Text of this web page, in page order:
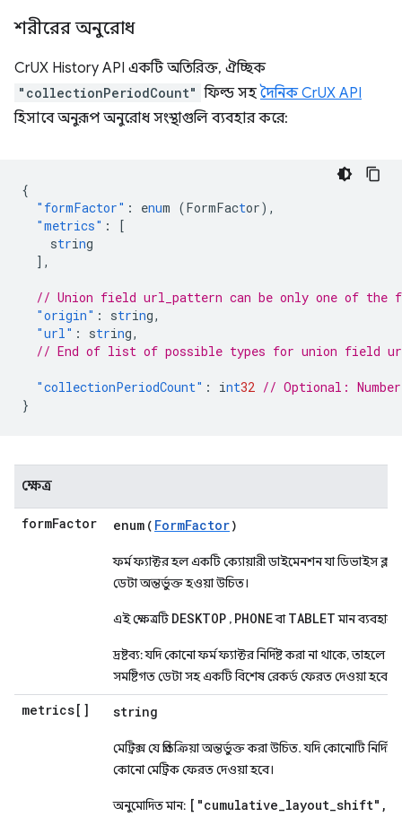
শরীরের অনুরোধ
CrUX History API একটি অতিরিক্ত, ঐচ্ছিক
"collectionPeriodCount" ফিল্ড সহ দৈনিক CrUX API
হিসাবে অনুরূপ অনুরোধ সংস্থাগুলি ব্যবহার করে:
{
"formFactor" : enum (FormFactor) ,
"metrics" :
[
string
],
// Union field url_pattern can be only one of the
"origin" : string,
"url" : string,
// End of list of possible types for union field
"collectionPeriodCount" : int32 // Optional:
}
ক্ষেত্র
formFactor enum ( FormFactor)
ফর্ম ফ্যাক্টর হল একটি ক্যোয়ারী ডাইমেনশন যা ডিভাইস ক্লাস
ডেটা অন্তর্ভুক্ত হওয়া উচিত।
এই ক্ষেত্রটি DESKTOP , PHONEবাTABLETমান ব্যবহার
দ্রষ্টব্য: যদি কোনো ফর্ম ফ্যাক্টর নির্দিষ্ট করা না থাকে, তাহলে
সমষ্টিগত ডেটা সহ একটি বিশেষ রেকর্ড ফেরত দেওয়া হবে৷
metrics[] string
মেট্রিক্স যে প্রতিক্রিয়া অন্তর্ভুক্ত করা উচিত. যদি কোনোটি
কোনো মেট্রিক ফেরত দেওয়া হবে।
অনুমোদিত মান: ["cumulative_layout_shift",